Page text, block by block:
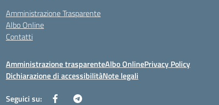
Amministrazione Trasparente
Albo Online
Contatti
Amministrazione trasparenteAlbo OnlinePrivacy Policy
Dichiarazione di accessibilitàNote legali
Seguici su: